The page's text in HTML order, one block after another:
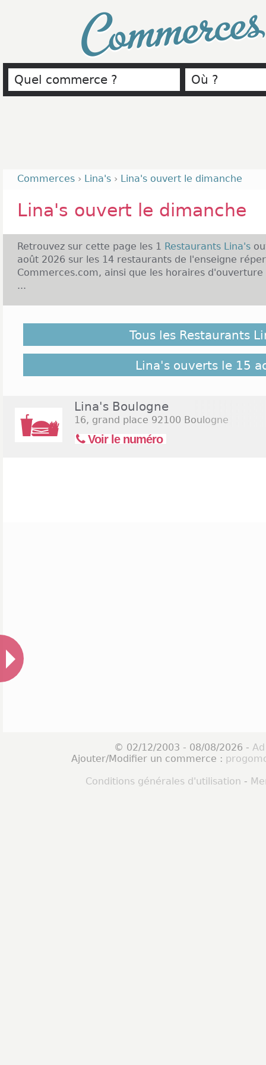
Commerces › Lina's › Lina's ouvert le dimanche
Lina's ouvert le dimanche
Retrouvez sur cette page les 1 Restaurants Lina's
août 2026 sur les 14 restaurants de l'enseigne
Commerces.com, ainsi que les horaires
...
Lina's est une enseigne de restauration rapide
Cette enseigne se veut plus chic que la
propose ainsi des repas de qualité qui ont fait le
l'ère du temps. Forte de son succès, la marque
accueille chaque jour aux heures de repas. Mais
journée et saura vous servir si vous avez un petit
sont ouverts le dimanche pour combler chaque
nous. Cliquez sur le lien suivant pour rechercher
Tous les Restaurants
Lina's ouverts le 15
Lina's Boulogne
16, grand place 92100 Boulogne
Voir le numéro
© 02/12/2003 - 08/08/2026 -
Ajouter/Modifier un commerce :
Conditions générales d'utilisation -